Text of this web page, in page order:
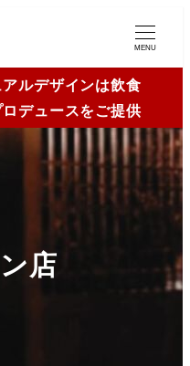
MENU
ルデザインは飲食
デュースをご提供
店